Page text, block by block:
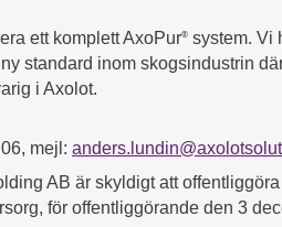
ett komplett AxoPur® system. Vi
standard inom skogsindustrin
i Axolot.
mejl:
AB är skyldigt att
för offentliggörande den 3